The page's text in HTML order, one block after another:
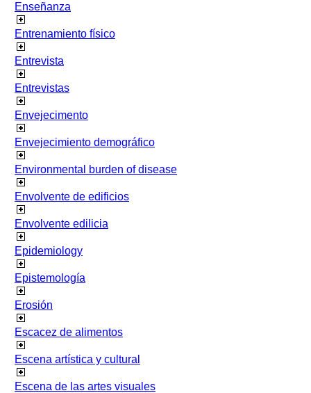
Enseñanza
Entrenamiento físico
Entrevista
Entrevistas
Envejecimento
Envejecimiento demográfico
Environmental burden of disease
Envolvente de edificios
Envolvente edilicia
Epidemiology
Epistemología
Erosión
Escacez de alimentos
Escena artística y cultural
Escena de las artes visuales